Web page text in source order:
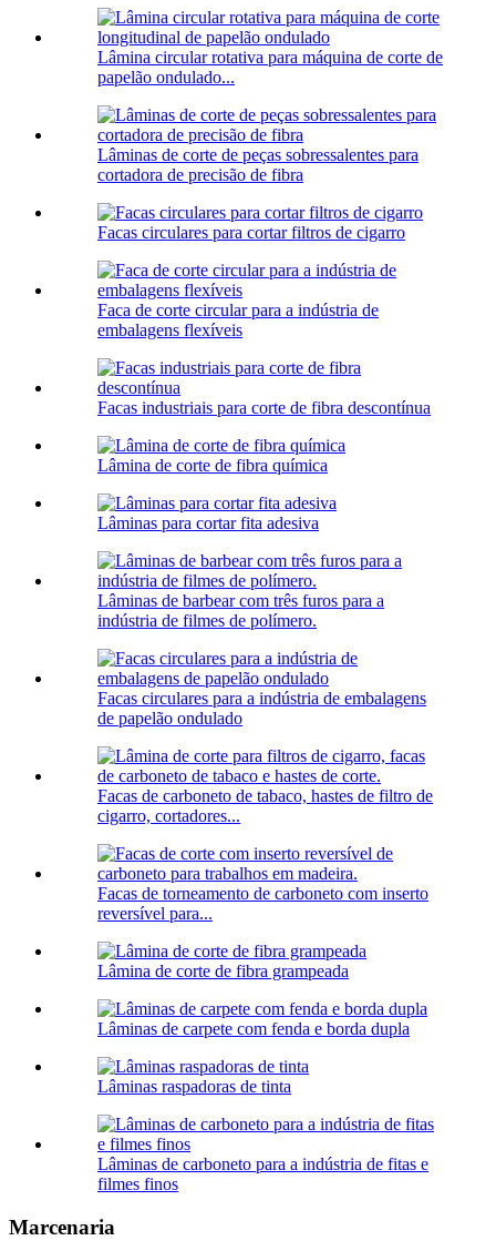
Lâmina circular rotativa para máquina de corte de
papelão ondulado...
Lâminas de corte de peças sobressalentes para
cortadora de precisão de fibra
Facas circulares para cortar filtros de cigarro
Faca de corte circular para a indústria de
embalagens flexíveis
Facas industriais para corte de fibra descontínua
Lâmina de corte de fibra química
Lâminas para cortar fita adesiva
Lâminas de barbear com três furos para a
indústria de filmes de polímero.
Facas circulares para a indústria de embalagens
de papelão ondulado
Facas de carboneto de tabaco, hastes de filtro de
cigarro, cortadores...
Facas de torneamento de carboneto com inserto
reversível para...
Lâmina de corte de fibra grampeada
Lâminas de carpete com fenda e borda dupla
Lâminas raspadoras de tinta
Lâminas de carboneto para a indústria de fitas e
filmes finos
Marcenaria